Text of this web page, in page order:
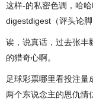
这样-的私密色调，哈
digestdigest（评头论脚
诶，说真话，过去张丰
的猎奇心啊。
足球彩票哪里看投注量
两个东说念主的恩仇情